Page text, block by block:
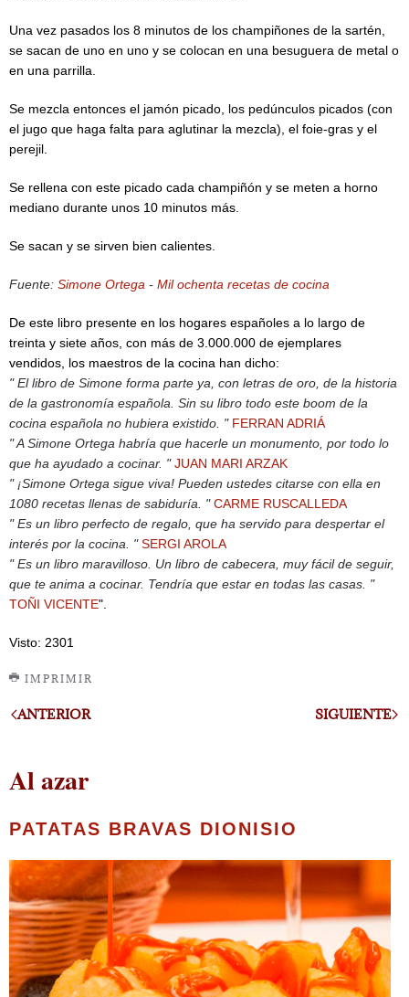
Una vez pasados los 8 minutos de los champiñones de la sartén,
se sacan de uno en uno y se colocan en una besuguera de metal o
en una parrilla.
Se mezcla entonces el jamón picado, los pedúnculos picados (con
el jugo que haga falta para aglutinar la mezcla), el foie-gras y el
perejil.
Se rellena con este picado cada champiñón y se meten a horno
mediano durante unos 10 minutos más.
Se sacan y se sirven bien calientes.
Fuente: Simone Ortega - Mil ochenta recetas de cocina
De este libro presente en los hogares españoles a lo largo de
treinta y siete años, con más de 3.000.000 de ejemplares
vendidos, los maestros de la cocina han dicho:
" El libro de Simone forma parte ya, con letras de oro, de la historia
de la gastronomía española. Sin su libro todo este boom de la
cocina española no hubiera existido. " FERRAN ADRIÁ
" A Simone Ortega habría que hacerle un monumento, por todo lo
que ha ayudado a cocinar. " JUAN MARI ARZAK
" ¡Simone Ortega sigue viva! Pueden ustedes citarse con ella en
1080 recetas llenas de sabiduría. " CARME RUSCALLEDA
" Es un libro perfecto de regalo, que ha servido para despertar el
interés por la cocina. " SERGI AROLA
" Es un libro maravilloso. Un libro de cabecera, muy fácil de seguir,
que te anima a cocinar. Tendría que estar en todas las casas. "
TOÑI VICENTE".
Visto: 2301
IMPRIMIR
ANTERIOR SIGUIENTE
Al azar
PATATAS BRAVAS DIONISIO